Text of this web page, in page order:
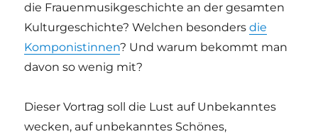
die Frauenmusikgeschichte an der gesamten
Kulturgeschichte? Welchen besondersdie
Komponistinnen? Und warum bekommt man
davon so wenig mit?
Dieser Vortrag soll die Lust auf Unbekanntes
wecken, auf unbekanntes Schönes,